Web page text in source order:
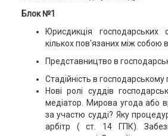
Блок №1
Юрисдикція
кількох пов'язаних між собою
Представництво в
Стадійність в господарському
Нові ролі суддів
медіатор. Мирова угода або
за участю судді? Яку
арбітр ( ст. 14 ГПК).